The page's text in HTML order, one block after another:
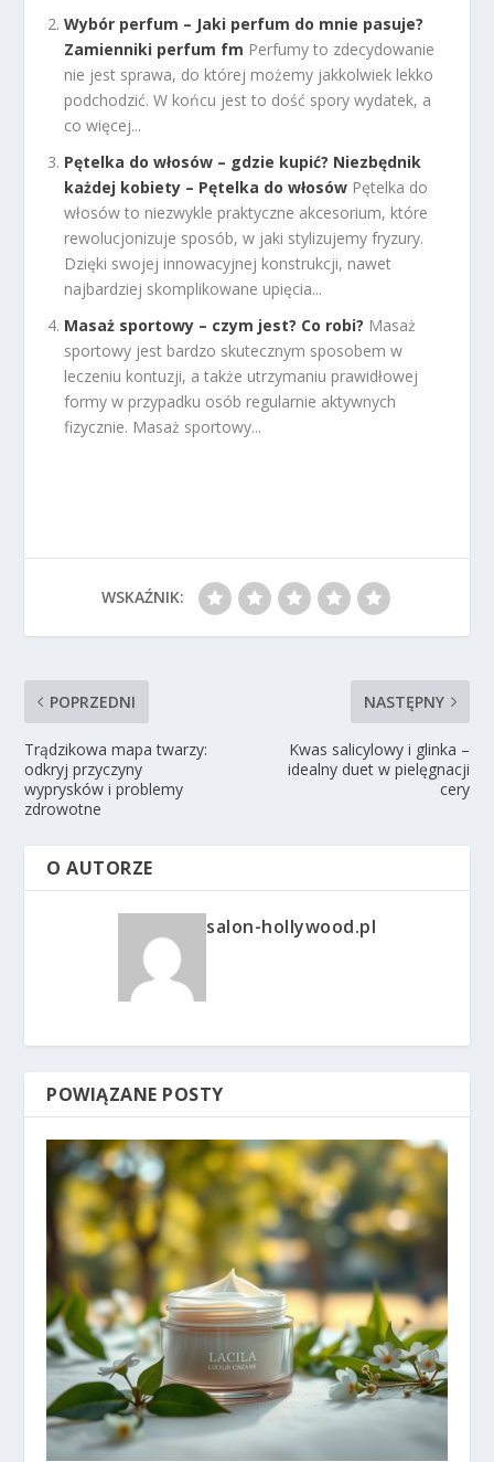
Wybór perfum – Jaki perfum do mnie pasuje?
Zamienniki perfum fm Perfumy to zdecydowanie
nie jest sprawa, do której możemy jakkolwiek lekko
podchodzić. W końcu jest to dość spory wydatek, a
co więcej...
Pętelka do włosów – gdzie kupić? Niezbędnik
każdej kobiety – Pętelka do włosów Pętelka do
włosów to niezwykle praktyczne akcesorium, które
rewolucjonizuje sposób, w jaki stylizujemy fryzury.
Dzięki swojej innowacyjnej konstrukcji, nawet
najbardziej skomplikowane upięcia...
Masaż sportowy – czym jest? Co robi? Masaż
sportowy jest bardzo skutecznym sposobem w
leczeniu kontuzji, a także utrzymaniu prawidłowej
formy w przypadku osób regularnie aktywnych
fizycznie. Masaż sportowy...
WSKAŹNIK:
POPRZEDNI
Trądzikowa mapa twarzy:
odkryj przyczyny
wyprysków i problemy
zdrowotne
NASTĘPNY
Kwas salicylowy i glinka –
idealny duet w pielęgnacji
cery
O AUTORZE
salon-hollywood.pl
POWIĄZANE POSTY